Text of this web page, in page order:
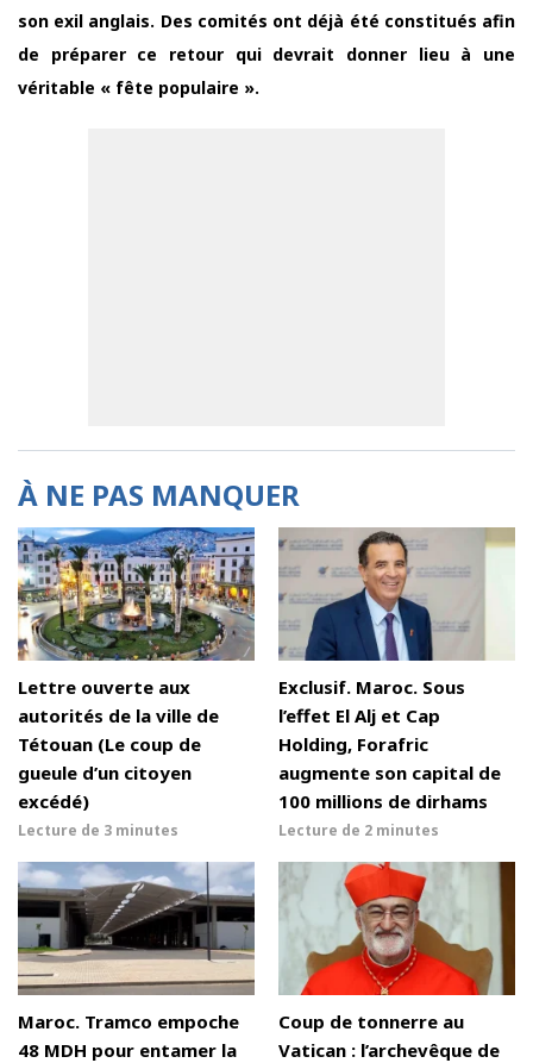
son exil anglais. Des comités ont déjà été constitués afin
de préparer ce retour qui devrait donner lieu à une
véritable « fête populaire ».
À NE PAS MANQUER
Lettre ouverte aux
autorités de la ville de
Tétouan (Le coup de
gueule d’un citoyen
excédé)
Lecture de 3 minutes
Exclusif. Maroc. Sous
l’effet El Alj et Cap
Holding, Forafric
augmente son capital de
100 millions de dirhams
Lecture de 2 minutes
Maroc. Tramco empoche
48 MDH pour entamer la
Coup de tonnerre au
Vatican : l’archevêque de